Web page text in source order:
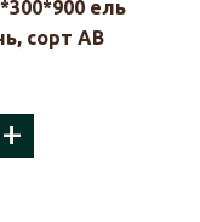
ель
сорт АВ
+